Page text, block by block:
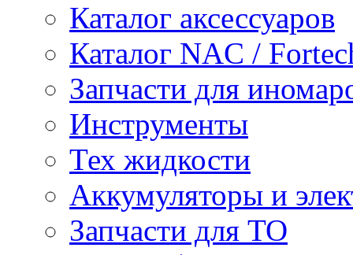
Каталог аксессуаров
Каталог NAC /
Запчасти для
Инструменты
Тех жидкости
Аккумуляторы и
Запчасти для ТО